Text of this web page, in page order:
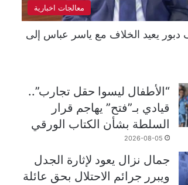
معالجات اخبارية
دبور يعيد الخلاف مع ياسر عباس إلى
“الأطفال ليسوا حقل تجارب”..
قيادي بـ”فتح” يهاجم قرار
السلطة بشأن الكتاب الورقي
2026-08-05
جمال نزال يعود لإثارة الجدل
ويبرر جرائم الاحتلال بحق عائلة